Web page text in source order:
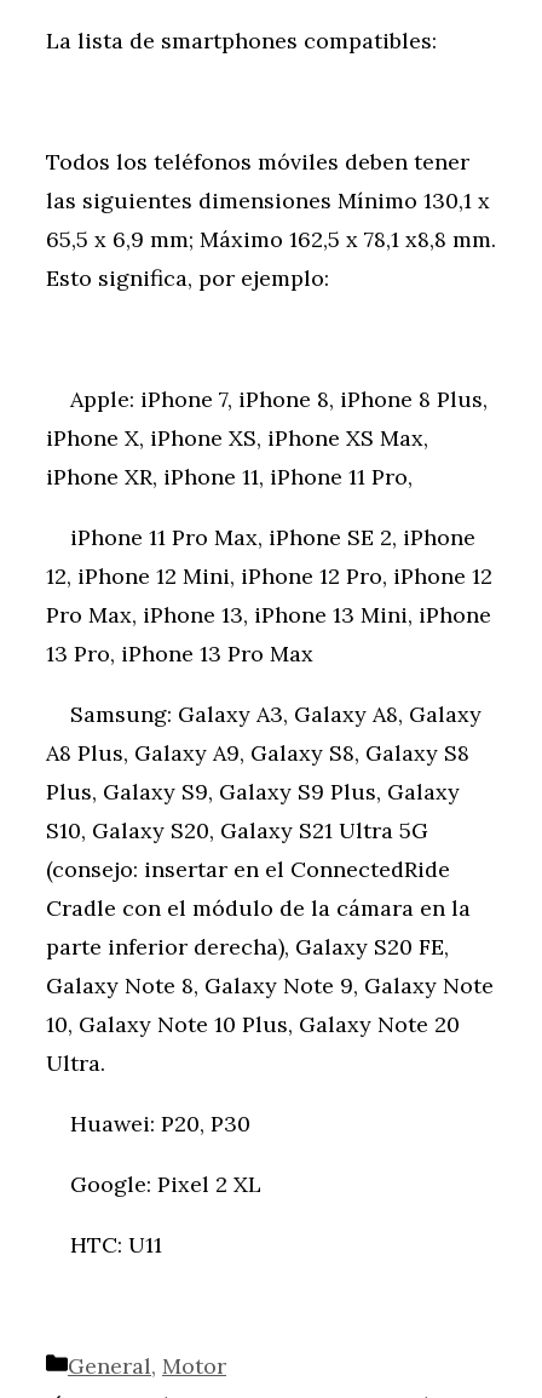
La lista de smartphones compatibles:
Todos los teléfonos móviles deben tener
las siguientes dimensiones Mínimo 130,1 x
65,5 x 6,9 mm; Máximo 162,5 x 78,1 x8,8 mm.
Esto significa, por ejemplo:
Apple: iPhone 7, iPhone 8, iPhone 8 Plus,
iPhone X, iPhone XS, iPhone XS Max,
iPhone XR, iPhone 11, iPhone 11 Pro,
iPhone 11 Pro Max, iPhone SE 2, iPhone
12, iPhone 12 Mini, iPhone 12 Pro, iPhone 12
Pro Max, iPhone 13, iPhone 13 Mini, iPhone
13 Pro, iPhone 13 Pro Max
Samsung: Galaxy A3, Galaxy A8, Galaxy
A8 Plus, Galaxy A9, Galaxy S8, Galaxy S8
Plus, Galaxy S9, Galaxy S9 Plus, Galaxy
S10, Galaxy S20, Galaxy S21 Ultra 5G
(consejo: insertar en el ConnectedRide
Cradle con el módulo de la cámara en la
parte inferior derecha), Galaxy S20 FE,
Galaxy Note 8, Galaxy Note 9, Galaxy Note
10, Galaxy Note 10 Plus, Galaxy Note 20
Ultra.
Huawei: P20, P30
Google: Pixel 2 XL
HTC: U11
Categorías
General, Motor